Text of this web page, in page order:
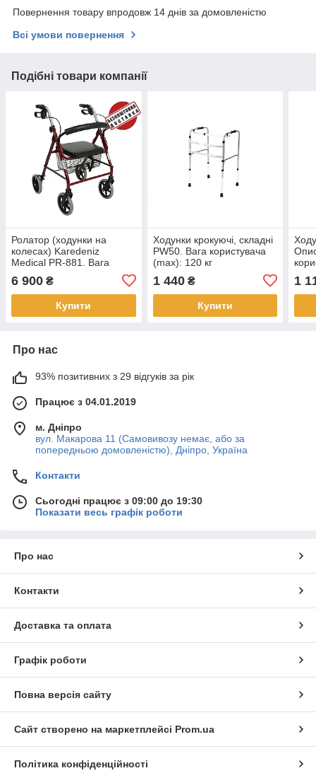
Повернення товару впродовж 14 днів за домовленістю
Всі умови повернення
Подібні товари компанії
Ролатор (ходунки на
колесах) Karedeniz
Medical PR-881. Вага
користувача (max): 120 кг
6 900 ₴
Купити
Ходунки крокуючі, складні
PW50. Вага користувача
(max): 120 кг
1 440₴
Купити
1
Про нас
93% позитивних з 29 відгуків за рік
Працює з 04.01.2019
м. Дніпро
вул. Макарова 11 (Самовивозу немає, або за
попередньою домовленістю), Дніпро, Україна
Контакти
Сьогодні працює з 09:00 до 19:30
Показати весь графік роботи
Про нас
Контакти
Доставка та оплата
Графік роботи
Повна версія сайту
Сайт створено на маркетплейсі Prom.ua
Політика конфіденційності